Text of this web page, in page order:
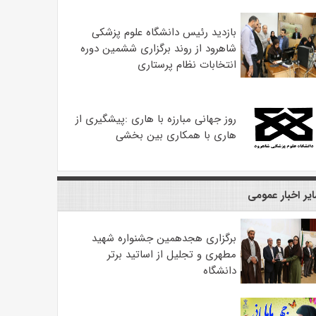
بازدید رئیس دانشگاه علوم پزشکی
شاهرود از روند برگزاری ششمین دوره
انتخابات نظام پرستاری
روز جهانی مبارزه با هاری :پیشگیری از
هاری با همکاری بین بخشی
اخبار عمومی
برگزاری هجدهمین جشنواره شهید
مطهری و تجلیل از اساتید برتر
دانشگاه